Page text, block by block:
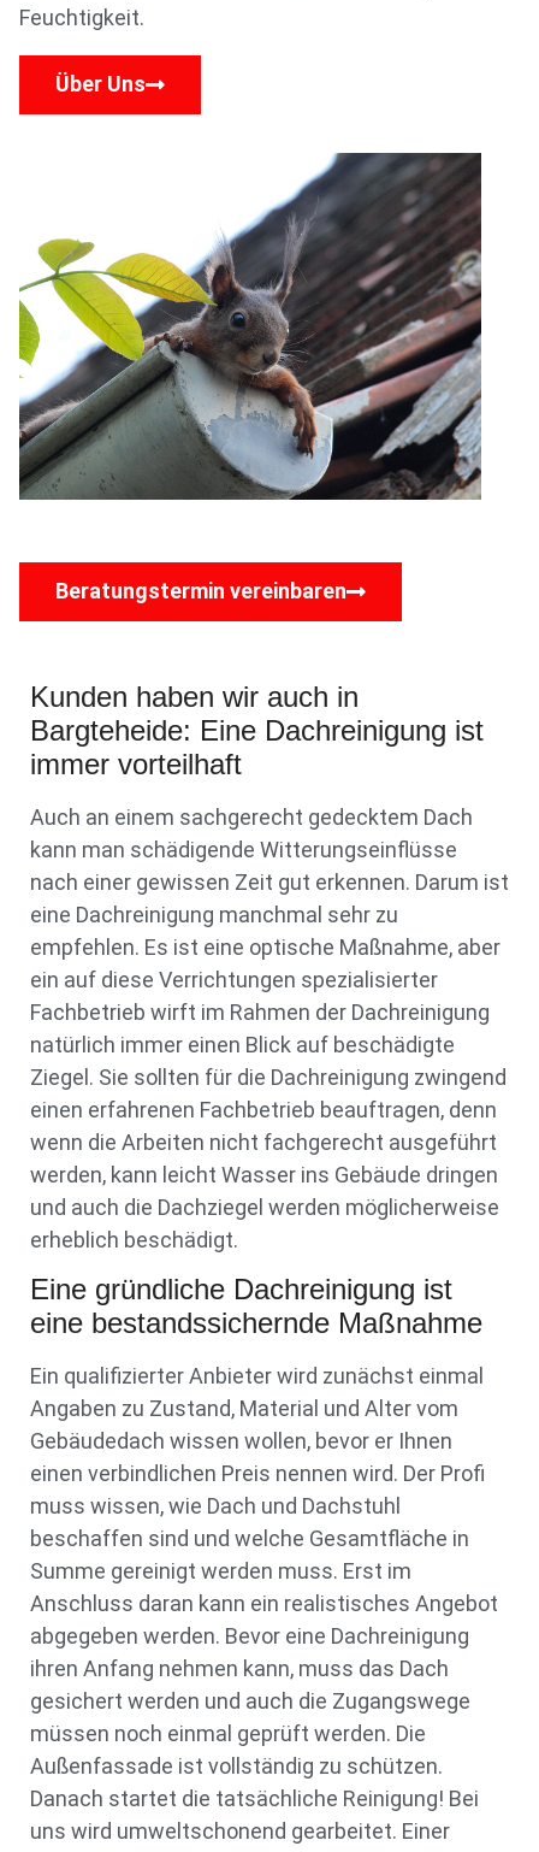
Feuchtigkeit.
Über Uns
Beratungstermin vereinbaren
Kunden haben wir auch in
Bargteheide: Eine Dachreinigung ist
immer vorteilhaft
Auch an einem sachgerecht gedecktem Dach
kann man schädigende Witterungseinflüsse
nach einer gewissen Zeit gut erkennen. Darum ist
eine Dachreinigung manchmal sehr zu
empfehlen. Es ist eine optische Maßnahme, aber
ein auf diese Verrichtungen spezialisierter
Fachbetrieb wirft im Rahmen der Dachreinigung
natürlich immer einen Blick auf beschädigte
Ziegel. Sie sollten für die Dachreinigung zwingend
einen erfahrenen Fachbetrieb beauftragen, denn
wenn die Arbeiten nicht fachgerecht ausgeführt
werden, kann leicht Wasser ins Gebäude dringen
und auch die Dachziegel werden möglicherweise
erheblich beschädigt.
Eine gründliche Dachreinigung ist
eine bestandssichernde Maßnahme
Ein qualifizierter Anbieter wird zunächst einmal
Angaben zu Zustand, Material und Alter vom
Gebäudedach wissen wollen, bevor er Ihnen
einen verbindlichen Preis nennen wird. Der Profi
muss wissen, wie Dach und Dachstuhl
beschaffen sind und welche Gesamtfläche in
Summe gereinigt werden muss. Erst im
Anschluss daran kann ein realistisches Angebot
abgegeben werden. Bevor eine Dachreinigung
ihren Anfang nehmen kann, muss das Dach
gesichert werden und auch die Zugangswege
müssen noch einmal geprüft werden. Die
Außenfassade ist vollständig zu schützen.
Danach startet die tatsächliche Reinigung! Bei
uns wird umweltschonend gearbeitet. Einer